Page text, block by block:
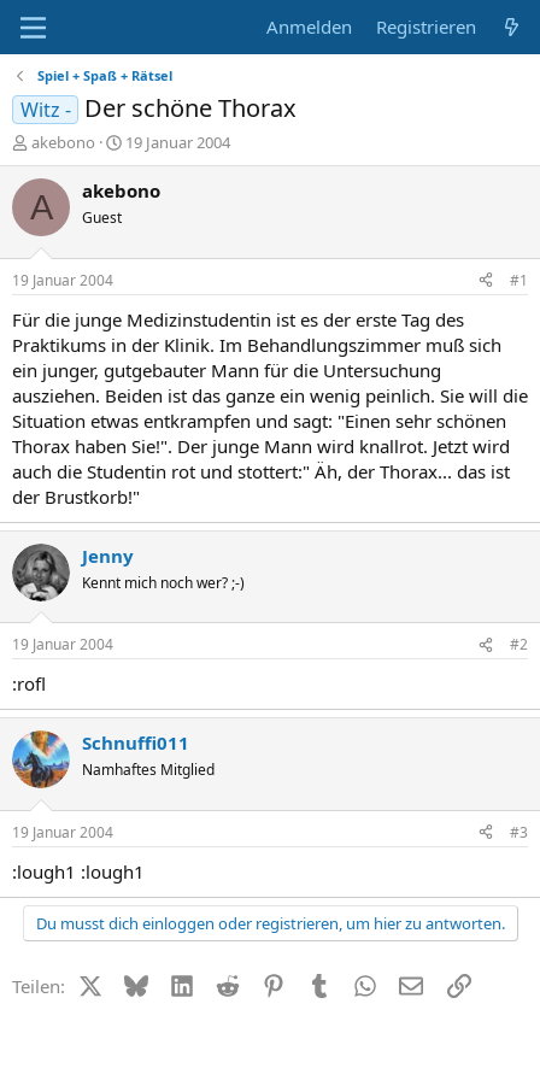
Anmelden Registrieren
Spiel + Spaß + Rätsel
Witz - Der schöne Thorax
E
r
s
t
e
r
akebono
E
r
s
t
a
19 Januar 2004
A akebono
Guest
19 Januar 2004 #1
Für die junge Medizinstudentin ist es der erste Tag des
Praktikums in der Klinik. Im Behandlungszimmer muß sich
ein junger, gutgebauter Mann für die Untersuchung
ausziehen. Beiden ist das ganze ein wenig peinlich. Sie will die
Situation etwas entkrampfen und sagt: "Einen sehr schönen
Thorax haben Sie!". Der junge Mann wird knallrot. Jetzt wird
auch die Studentin rot und stottert:" Äh, der Thorax... das ist
der Brustkorb!"
Jenny
Kennt mich noch wer? ;-)
19 Januar 2004 #2
:rofl
Schnuffi011
Namhaftes Mitglied
19 Januar 2004 #3
:lough1 :lough1
Du musst dich einloggen oder registrieren, um hier zu antworten.
Teilen: X (Twitter)
BlueskyLinkedIn
Reddit PinterestTumblr WhatsApp
E-MailLink